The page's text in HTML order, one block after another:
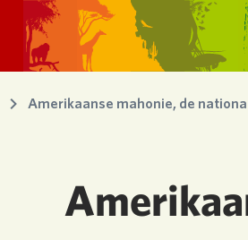
- Homepagina
Amerikaanse mahonie, de